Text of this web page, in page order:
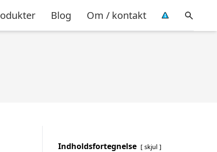
Blog Om / kontakt
Indholdsfortegnelse skjul